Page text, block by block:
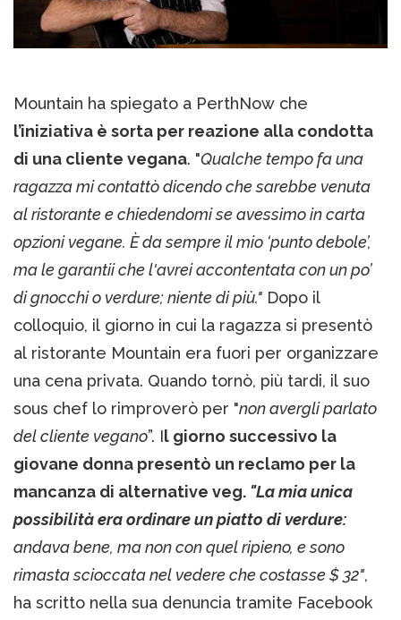
Mountain ha spiegato a PerthNow che
l’iniziativa è sorta per reazione alla condotta
di una cliente vegana. "Qualche tempo fa una
ragazza mi contattò dicendo che sarebbe venuta
al ristorante e chiedendomi se avessimo in carta
opzioni vegane. È da sempre il mio ‘punto debole’,
ma le garantii che l'avrei accontentata con un po’
di gnocchi o verdure; niente di più." Dopo il
colloquio, il giorno in cui la ragazza si presentò
al ristorante Mountain era fuori per organizzare
una cena privata. Quando tornò, più tardi, il suo
sous chef lo rimproverò per "non avergli parlato
del cliente vegano”. Il giorno successivo la
giovane donna presentò un reclamo per la
mancanza di alternative veg. "La mia unica
possibilità era ordinare un piatto di verdure:
andava bene, ma non con quel ripieno, e sono
rimasta scioccata nel vedere che costasse $ 32",
ha scritto nella sua denuncia tramite Facebook